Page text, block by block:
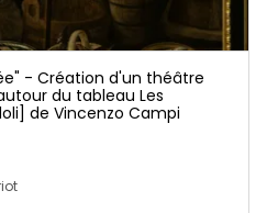
- Création d'un théâtre
du tableau Les
de Vincenzo Campi